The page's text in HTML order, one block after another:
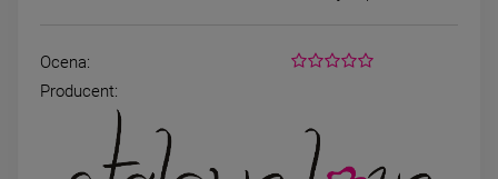
Kolczyki srebrne STAL
CHIRURGICZNA bigiel miś
cyrkonia
49,00 zł
bigiel serca szare różowe
34,00 zł
Ocena:
Producent: